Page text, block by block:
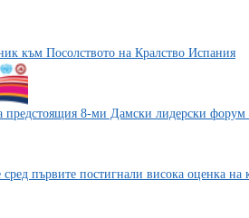
към Посолството на Кралство Испания
8-ми Дамски лидерски
сред първите постигнали висока оценка